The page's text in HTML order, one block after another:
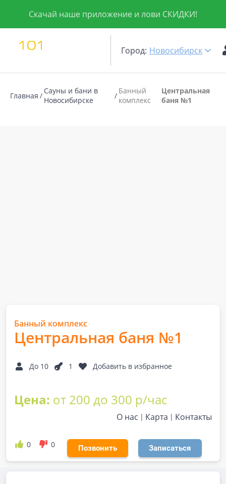
Скачай наше приложение и лови СКИДКИ!
Город: Новосибирск
Главная
Сауны и бани в
Новосибирске
Банный
комплекс
Центральная
баня №1
Банный комплекс
Центральная баня №1
До 10 1 Добавить в избранное
Цена: от 200 до 300 р/час
О нас Карта Контакты
0 0 Позвонить Записаться